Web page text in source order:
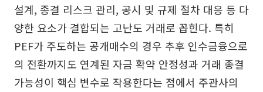
설계, 종결 리스크 관리, 공시 및 규제 절차 대응 등 다
양한 요소가 결합되는 고난도 거래로 꼽힌다. 특히
PEF가 주도하는 공개매수의 경우 추후 인수금융으로
의 전환까지도 연계된 자금 확약 안정성과 거래 종결
가능성이 핵심 변수로 작용한다는 점에서 주관사의